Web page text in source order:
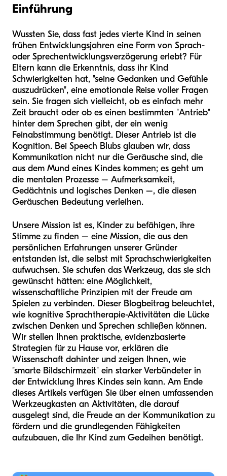
Einführung
Wussten Sie, dass fast jedes vierte Kind in seinen
frühen Entwicklungsjahren eine Form von Sprach-
oder Sprechentwicklungsverzögerung erlebt? Für
Eltern kann die Erkenntnis, dass ihr Kind
Schwierigkeiten hat, "seine Gedanken und Gefühle
auszudrücken", eine emotionale Reise voller Fragen
sein. Sie fragen sich vielleicht, ob es einfach mehr
Zeit braucht oder ob es einen bestimmten "Antrieb"
hinter dem Sprechen gibt, der ein wenig
Feinabstimmung benötigt. Dieser Antrieb ist die
Kognition. Bei Speech Blubs glauben wir, dass
Kommunikation nicht nur die Geräusche sind, die
aus dem Mund eines Kindes kommen; es geht um
die mentalen Prozesse – Aufmerksamkeit,
Gedächtnis und logisches Denken –, die diesen
Geräuschen Bedeutung verleihen.
Unsere Mission ist es, Kinder zu befähigen, ihre
Stimme zu finden – eine Mission, die aus den
persönlichen Erfahrungen unserer Gründer
entstanden ist, die selbst mit Sprachschwierigkeiten
aufwuchsen. Sie schufen das Werkzeug, das sie sich
gewünscht hätten: eine Möglichkeit,
wissenschaftliche Prinzipien mit der Freude am
Spielen zu verbinden. Dieser Blogbeitrag beleuchtet,
wie kognitive Sprachtherapie-Aktivitäten die Lücke
zwischen Denken und Sprechen schließen können.
Wir stellen Ihnen praktische, evidenzbasierte
Strategien für zu Hause vor, erklären die
Wissenschaft dahinter und zeigen Ihnen, wie
"smarte Bildschirmzeit" ein starker Verbündeter in
der Entwicklung Ihres Kindes sein kann. Am Ende
dieses Artikels verfügen Sie über einen umfassenden
Werkzeugkasten an Aktivitäten, die darauf
ausgelegt sind, die Freude an der Kommunikation zu
fördern und die grundlegenden Fähigkeiten
aufzubauen, die Ihr Kind zum Gedeihen benötigt.